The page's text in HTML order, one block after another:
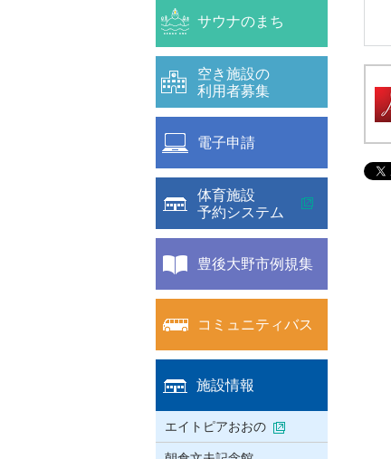
サウナのまち
空き施設の
利用者募集
電子申請
体育施設
予約システム
豊後大野市例規集
コミュニティバス
施設情報
エイトピアおおの